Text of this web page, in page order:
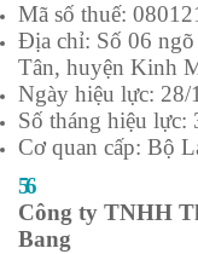
Mã số thuế:
Địa chỉ: Số 06
Tân, huyện Kinh
Ngày hiệu lực: 28/
Số tháng hiệu lực:
Cơ quan cấp: Bộ
56
Công ty TNHH
Bang